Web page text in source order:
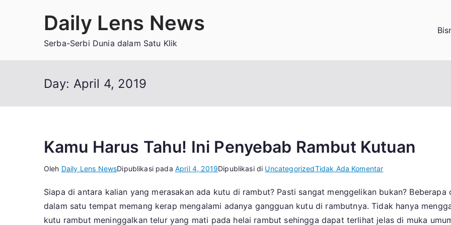
Daily Lens News
Serba-Serbi Dunia dalam Satu Klik
Day: April 4, 2019
Kamu Harus Tahu! Ini Penyebab Rambut Kutuan
Oleh Daily Lens NewsDipublikasi pada April 4, 2019Dipublikasi di UncategorizedTidak Ada Komentarpada
Harus
Tahu!
Ini
Siapa di antara kalian yang merasakan ada kutu di rambut? Pasti sangat menggelikan bukan?
dalam satu tempat memang kerap mengalami adanya gangguan kutu di rambutnya. Tidak hanya
kutu rambut meninggalkan telur yang mati pada helai rambut sehingga dapat terlihat jelas di muka